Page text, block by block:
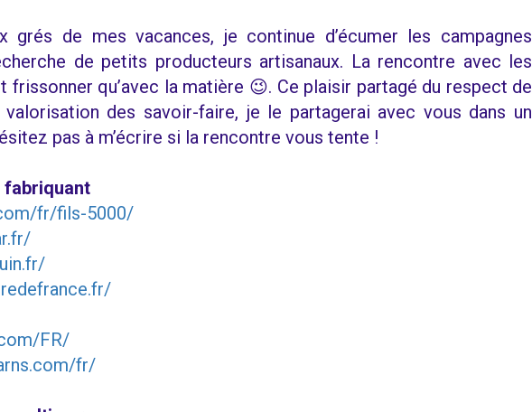
grés de mes vacances, je continue d’écumer les campagnes
de petits producteurs artisanaux. La rencontre avec les
frissonner qu’avec la matière 😉. Ce plaisir partagé du respect de
des savoir-faire, je le partagerai avec vous dans un
pas à m’écrire si la rencontre vous tente !
fabriquant
fr/fils-5000/
FR/
fr/